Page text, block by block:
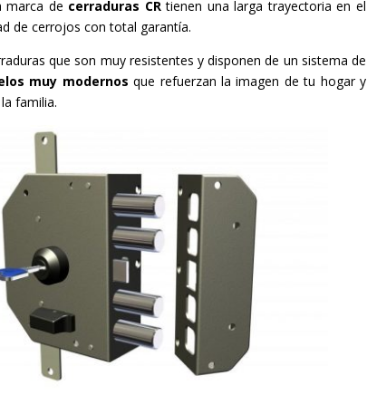
marca de cerraduras CRtienen una larga trayectoria en el
de cerrojos con total garantía.
que son muy resistentes y disponen de un sistema de
muy modernos que refuerzan la imagen de tu hogar y
familia.